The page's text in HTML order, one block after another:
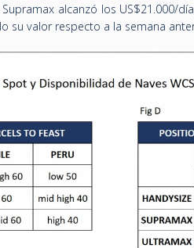
alcanzó los US$21.000/
su valor respecto a la semana